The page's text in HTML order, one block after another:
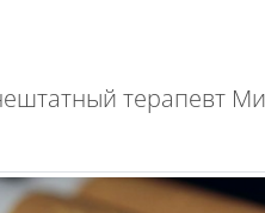
терапевт